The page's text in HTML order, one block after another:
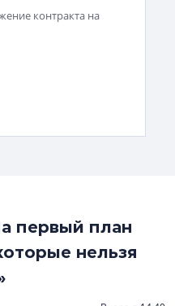
контракта на
первый план
нельзя